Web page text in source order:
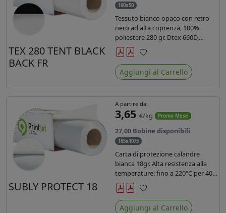
TEX 280 TENT BLACK
BACK FR
160x50
Tessuto bianco opaco con retro
nero ad alta coprenza, 100%
poliestere 280 gr. Dtex 660D,
idrorepellente, adatto alla stampa
sublimatica indiretta. Ideale per
tende ,coperture gazebo, prodotti
gonfiabili o cuscini di
Preferiti
Aggiungi al Carrello
SUBLY PROTECT 18
A partire da:
3,65 €/kg Promo Mese
27,00 Bobine disponibili
165x1075
Carta di protezione calandre
bianca 18gr. Alta resistenza alla
temperature: fino a 220°C per 40
secondi. Lunghezza 1075 mtl,
peso kg 35, diam. 20cm.
Preferiti
Aggiungi al Carrello